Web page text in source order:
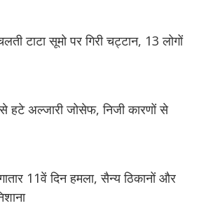
टाटा सूमो पर गिरी चट्टान, 13 लोगों
हटे अल्जारी जोसेफ, निजी कारणों से
11वें दिन हमला, सैन्य ठिकानों और